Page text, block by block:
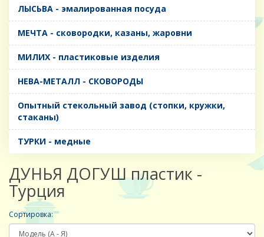
ЛЫСЬВА - эмалированная посуда
МЕЧТА - сковородки, казаны, жаровни
МИЛИХ - пластиковые изделия
НЕВА-МЕТАЛЛ - СКОВОРОДЫ
Опытный стекольный завод (стопки, кружки,
стаканы)
ТУРКИ - медные
ДУНЬЯ ДОГУШ пластик -
Турция
Сортировка: